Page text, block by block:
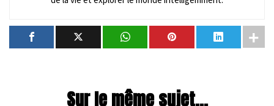
Sur le même sujet...